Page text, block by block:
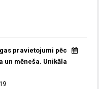
pravietojumi pēc
un mēneša. Unikāla